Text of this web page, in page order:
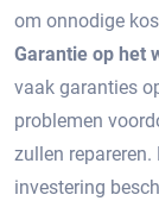
om onnodige
Garantie op het
vaak garanties
problemen
zullen
investering